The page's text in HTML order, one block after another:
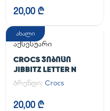
20,00 ₾
ახალი
აქსესუარი
CROCS ᲯᲘᲑᲘᲪᲘ
JIBBITZ LETTER N
ბრენდი: Crocs
20,00 ₾